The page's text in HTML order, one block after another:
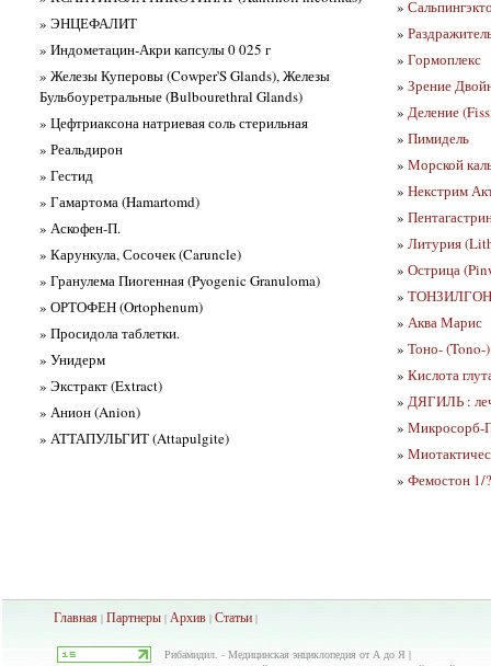
» ЭНЦЕФАЛИТ
» Индометацин-Акри капсулы 0 025 г
» Железы Куперовы (Cowper'S Glands), Железы
Бульбоуретральные (Bulbourethral Glands)
» Цефтриаксона натриевая соль стерильная
» Реальдирон
» Гестид
» Гамартома (Hamartomd)
» Аскофен-П.
» Карункула, Сосочек (Caruncle)
» Гранулема Пиогенная (Pyogenic Granuloma)
» ОРТОФЕН (Ortophenum)
» Просидола таблетки.
» Унидерм
» Экстракт (Extract)
» Анион (Anion)
» АТТАПУЛЬГИТ (Attapulgite)
»
»
» Гормоплекс
» Зрение
» Деление
» Пимидель
» Морской
» Некстрим
»
» Литурия
» Острица
» ТОНЗИЛГОН
» Аква Марис
» Тоно- (Tono-)
» Кислота
» ДЯГИЛЬ :
» Микросорб-
»
» Фемостон 1/
Главная | Партнеры | Архив | Статьи |
Рибамидил. - Медицинская энциклопедия от А до Я |